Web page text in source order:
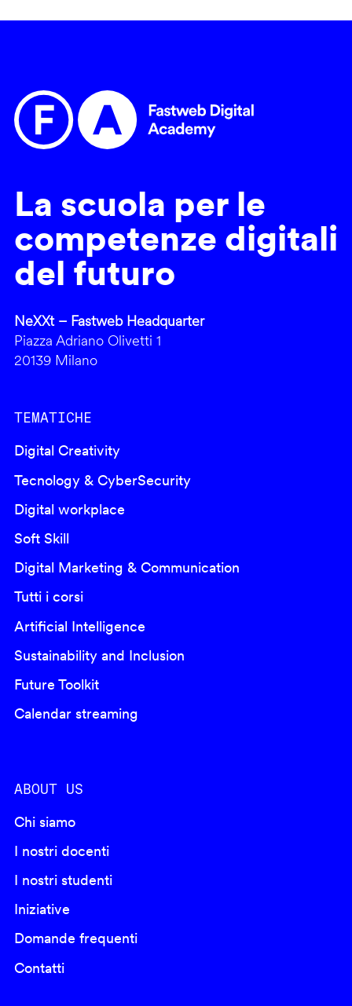
La scuola per le
competenze digitali
del futuro
NeXXt – Fastweb Headquarter
Piazza Adriano Olivetti 1
20139 Milano
TEMATICHE
Digital Creativity
Tecnology & CyberSecurity
Digital workplace
Soft Skill
Digital Marketing & Communication
Tutti i corsi
Artificial Intelligence
Sustainability and Inclusion
Future Toolkit
Calendar streaming
ABOUT US
Chi siamo
I nostri docenti
I nostri studenti
Iniziative
Domande frequenti
Contatti